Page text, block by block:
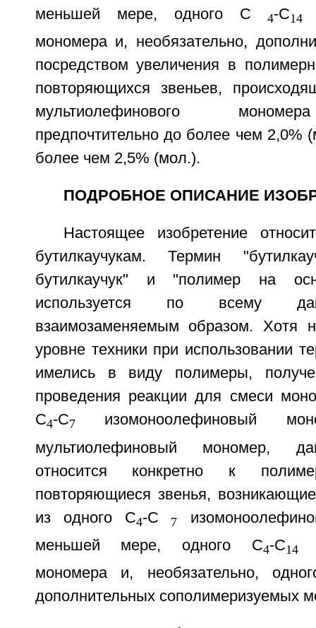
меньшей мере, одного С 4-С14
мономера и, необязательно,
посредством увеличения в
повторяющихся звеньев,
мультиолефинового
предпочтительно до более чем 2,0%
более чем 2,5% (мол.).
ПОДРОБНОЕ ОПИСАНИЕ
Настоящее изобретение
бутилкаучукам. Термин
бутилкаучук" и "полимер на
используется по всему
взаимозаменяемым образом. Хотя
уровне техники при использовании
имелись в виду полимеры,
проведения реакции для смеси
С4-С7изомоноолефиновый
мультиолефиновый мономер,
относится конкретно к
повторяющиеся звенья,
из одного С4-С 7
меньшей мере, одного С4-С14
мономера и, необязательно,
дополнительных сополимеризуемых